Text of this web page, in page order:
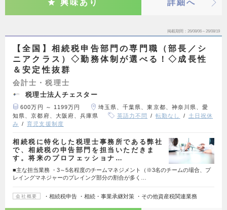
興味あり 詳細へ
掲載期間 26/08/06～26/08/19
【全国】相続税申告部門の専門職（部長／シ
ニアクラス）◇勤務体制が選べる！◇成長性
＆安定性抜群
会計士・税理士
税理士法人チェスター
600万円 ～ 1199万円
埼玉県、千葉県、東京都、神奈川県、愛
知県、京都府、大阪府、兵庫県
英語力不問 転勤なし
土日祝休
み
育児支援制度
相続税に特化した税理士事務所である弊社
で、相続税の申告部門を担当いただきま
す。将来のプロフェッショナ…
■主な担当業務 ・3～5名程度のチームマネジメント（※3名のチームの場合、プ
レイングマネジャーのプレイング部分の割合が多く…
会社概要 ・相続税申告 ・相続・事業承継対策 ・その他資産税関連業務